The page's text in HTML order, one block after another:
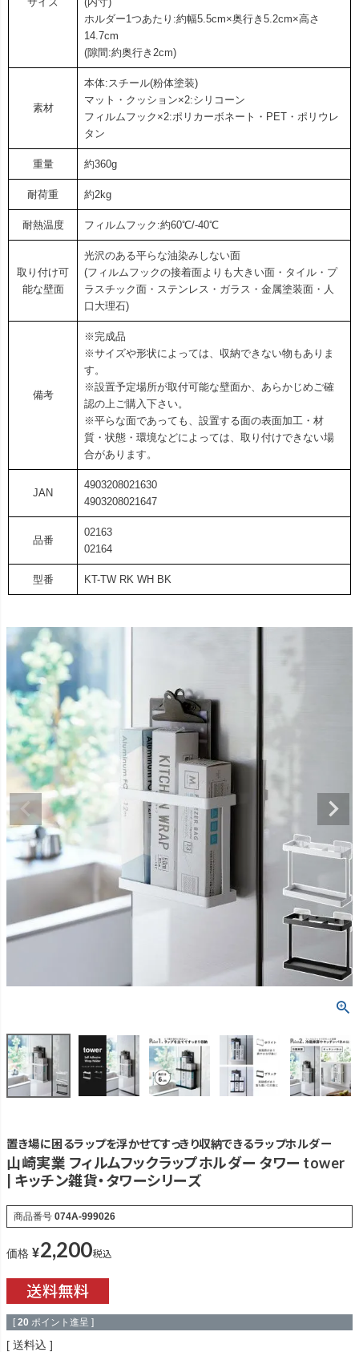
ホルダー1つあたり:約幅5.5cm×奥行き5.2cm×高さ
14.7cm
(隙間:約奥行き2cm)
素材
本体:スチール(粉体塗装)
マット・クッション×2:シリコーン
フィルムフック×2:ポリカーボネート・PET・ポリウレ
タン
重量 約360g
耐荷重 約2kg
耐熱温度 フィルムフック:約60℃/-40℃
取り付け可
能な壁面
光沢のある平らな油染みしない面
(フィルムフックの接着面よりも大きい面・タイル・プ
ラスチック面・ステンレス・ガラス・金属塗装面・人
口大理石)
備考
※完成品
※サイズや形状によっては、収納できない物もありま
す。
※設置予定場所が取付可能な壁面か、あらかじめご確
認の上ご購入下さい。
※平らな面であっても、設置する面の表面加工・材
質・状態・環境などによっては、取り付けできない場
合があります。
JAN
4903208021630
4903208021647
品番
02163
02164
型番 KT-TW RK WH BK
置き場に困るラップを浮かせてすっきり収納できるラップホルダー
山崎実業 フィルムフックラップホルダー タワー tower
| キッチン雑貨・タワーシリーズ
商品番号 074A-999026
価格 ¥2,200税込
[ 20 ポイント進呈 ]
送料込